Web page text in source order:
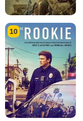
10